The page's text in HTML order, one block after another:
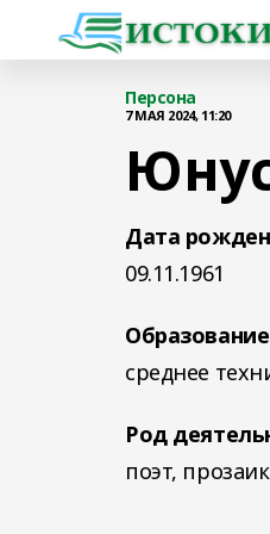
Персона
7 МАЯ 2024, 11:20
Дата
09.11.1961
Образование
среднее
Род
поэт, прозаик